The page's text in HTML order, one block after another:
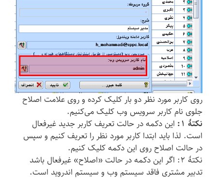
روی کاربر مورد نظر دو بار کلیک کرده و روی علامت اصلاح
جلوی نام کاربر سرویس وب کلیک می‌کنیم.
نکتهٔ ۱:
این دکمه در حالت تعریف کاربر جدید غیرفعال
است. لذا باید ابتدا کاربر مورد نظر را تعریف کنیم و سپس
در حالت اصلاح روی این دکمه کلیک کنیم.
نکتهٔ ۲: اگر این دکمه در حالت «اصلاح» غیرفعال باشد
تدبیر مشتری فاقد سیستم وب و سیستم اندروید است.